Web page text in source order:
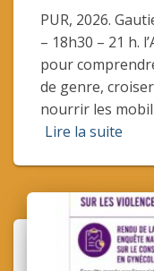
PUR, 2026.
– 18h30 – 21 h.
pour
de genre,
nourrir les
Lire la suite